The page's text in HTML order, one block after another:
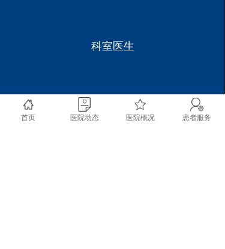
科室医生
首页 医院动态 医院概况 患者服务